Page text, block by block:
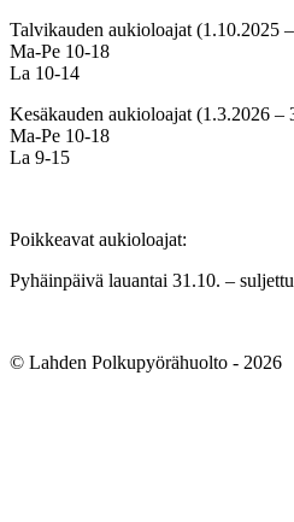
Talvikauden aukioloajat (1.10.2025
Ma-Pe 10-18
La 10-14
Kesäkauden aukioloajat (1.3.2026 –
Ma-Pe 10-18
La 9-15
Poikkeavat aukioloajat:
Pyhäinpäivä lauantai 31.10. – suljettu
© Lahden Polkupyörähuolto - 2026